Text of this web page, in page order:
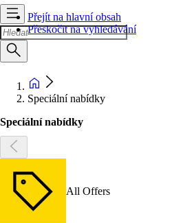
Přejít na hlavní obsah
Přeskočit na vyhledávání
Speciální nabídky
Speciální nabídky
All Offers